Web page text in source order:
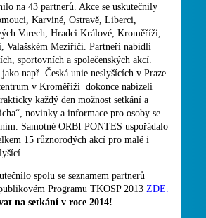
na 43 partnerů. Akce se uskutečnily
Karviné, Ostravě, Liberci,
Varech, Hradci Králové, Kroměříži,
Valašském Meziříčí. Partneři nabídli
sportovních a společenských akcí.
např. Česká unie neslyšících v Praze
v Kroměříži dokonce nabízeli
každý den možnost setkání a
novinky a informace pro osoby se
Samotné ORBI PONTES uspořádalo
15 různorodých akcí pro malé i
spolu se seznamem partnerů
Programu TKOSP 2013 ZDE.
na setkání v roce 2014!